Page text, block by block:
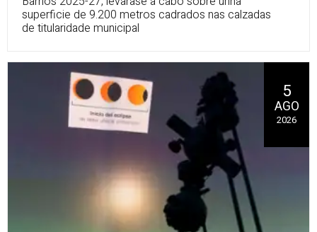
superficie de 9.200 metros cadrados nas calzadas
de titularidade municipal
5
AGO
2026